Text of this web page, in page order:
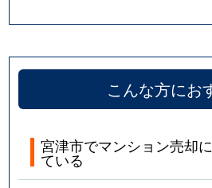
こんな方にお
宮津市でマンション売却
ている